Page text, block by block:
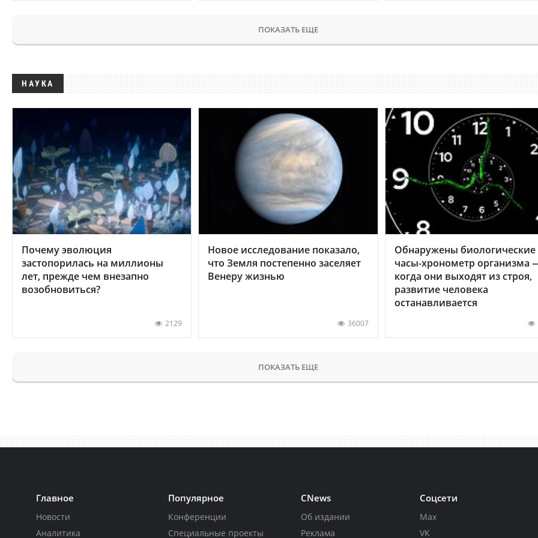
ПОКАЗАТЬ ЕЩЕ
НАУКА
Почему эволюция
застопорилась на миллионы
лет, прежде чем внезапно
возобновиться?
2129
Новое исследование показало,
что Земля постепенно заселяет
Венеру жизнью
36007
Обнаружены биологические
часы-хронометр организма
когда они выходят из строя,
развитие человека
останавливается
ПОКАЗАТЬ ЕЩЕ
Главное
Новости
Аналитика
Популярное
Конференции
Специальные проекты
CNews
Об издании
Реклама
Соцсети
Max
VK